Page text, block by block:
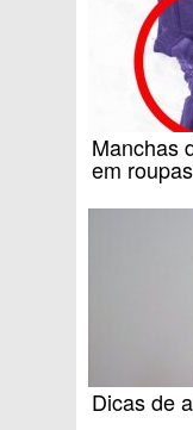
Manchas
em
Dicas de